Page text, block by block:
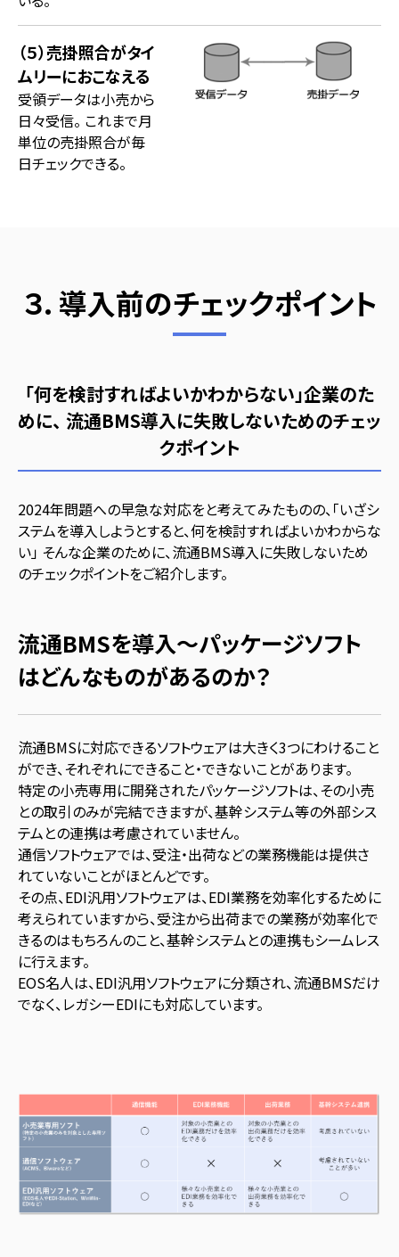
（５）売掛照合がタイ
ムリーにおこなえる
受領データは小売から
日々受信。 これまで月
単位の売掛照合が毎
日チェックできる。
３. 導入前のチェックポイント
「何を検討すればよいかわからない」企業のた
めに、 流通BMS導入に失敗しないためのチェッ
クポイント
2024年問題への早急な対応をと考えてみたものの、「いざシ
ステムを導入しようとすると、何を検討すればよいかわからな
い」 そんな企業のために、流通BMS導入に失敗しないため
のチェックポイントをご紹介します。
流通BMSを導入～パッケージソフト
はどんなものがあるのか？
流通BMSに対応できるソフトウェアは大きく3つにわけること
ができ、それぞれにできること・できないことがあります。
特定の小売専用に開発されたパッケージソフトは、その小売
との取引のみが完結できますが、基幹システム等の外部シス
テムとの連携は考慮されていません。
通信ソフトウェアでは、受注・出荷などの業務機能は提供さ
れていないことがほとんどです。
その点、EDI汎用ソフトウェアは、EDI業務を効率化するために
考えられていますから、受注から出荷までの業務が効率化で
きるのはもちろんのこと、基幹システムとの連携もシームレス
に行えます。
EOS名人は、EDI汎用ソフトウェアに分類され、流通BMSだけ
でなく、レガシーEDIにも対応しています。